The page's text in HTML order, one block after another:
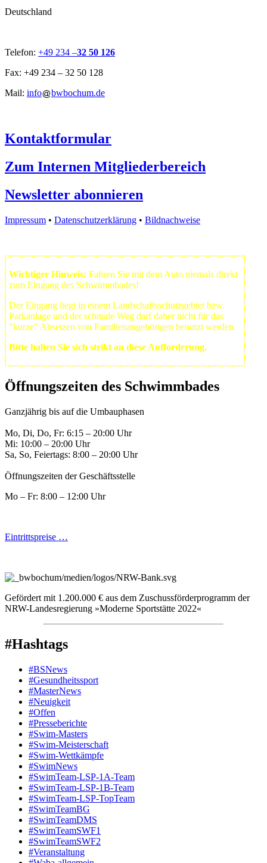
Deutschland
Telefon: +49 234 –32 50 126
Fax: +49 234 – 32 50 128
Mail: info bwbochum.de
Kontaktformular
Zum Internen Mitgliederbereich
Newsletter abonnieren
Impressum • Datenschutzerklärung • Bildnachweise
Wichtiger Hinweis: Fahren Sie mit dem Auto niemals direkt
zum Eingang des Schwimmbades!
Der Eingang liegt in einem Landschafts­schutzgebiet bzw.
Park­anlage und der schmale Weg darf daher nicht für das
"kurze" Absetzen von Familienangehörigen benutzt werden.
Bitte halten Sie sich strikt an diese Aufforderung.
Öffnungszeiten des Schwimmbades
Ganzjährig bis auf die Umbauphasen
Mo, Di, Do, Fr: 6:15 – 20:00 Uhr
Mi: 10:00 – 20:00 Uhr
Sa, So, Feiertags: 8:00 – 20:00 Uhr
Öffnungszeiten der Geschäftsstelle
Mo – Fr: 8:00 – 12:00 Uhr
Eintrittspreise …
Gefördert mit 1.200.000 € aus dem Zuschussförderprogramm der
NRW-Landesregierung »Moderne Sportstätte 2022«
#Hashtags
#BSNews
#Gesundheitssport
#MasterNews
#Neuigkeit
#Offen
#Presse­berichte
#Swim-Masters
#Swim-Meister­schaft
#Swim-Wett­kämpfe
#SwimNews
#SwimTeam-LSP-1A-Team
#SwimTeam-LSP-1B-Team
#SwimTeam-LSP-TopTeam
#SwimTeamBG
#SwimTeamDMS
#SwimTeamSWF1
#SwimTeamSWF2
#Veranstaltung